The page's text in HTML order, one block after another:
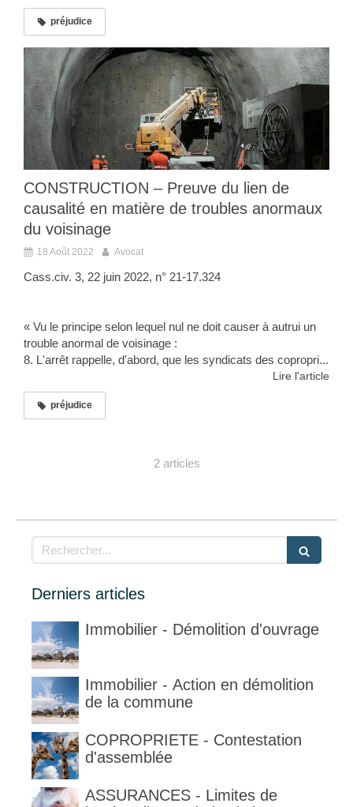
préjudice
CONSTRUCTION – Preuve du lien de
causalité en matière de troubles anormaux
du voisinage
18 Août 2022 Avocat
Cass.civ. 3, 22 juin 2022, n° 21-17.324
« Vu le principe selon lequel nul ne doit causer à autrui un
trouble anormal de voisinage :
8. L'arrêt rappelle, d'abord, que les syndicats des copropri...
Lire l'article
préjudice
2 articles
Rechercher
Derniers articles
Immobilier - Démolition d'ouvrage
Immobilier - Action en démolition
de la commune
COPROPRIETE - Contestation
d'assemblée
ASSURANCES - Limites de